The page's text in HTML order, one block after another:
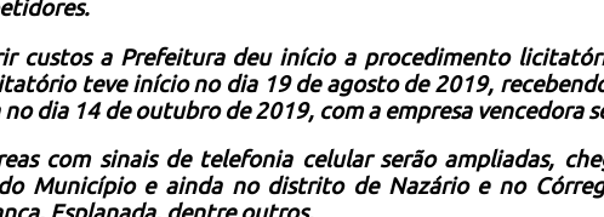
custos a Prefeitura deu início a procedimento
teve início no dia 19 de agosto de 2019,
dia 14 de outubro de 2019, com a empresa vencedora
com sinais de telefonia celular serão ampliadas,
Município e ainda no distrito de Nazário e no